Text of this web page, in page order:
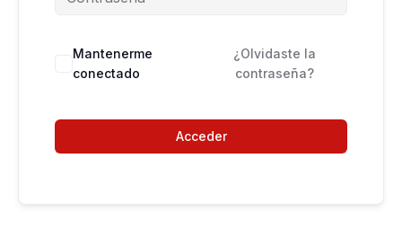
Mantenerme
conectado
¿Olvidaste la
contraseña?
Acceder